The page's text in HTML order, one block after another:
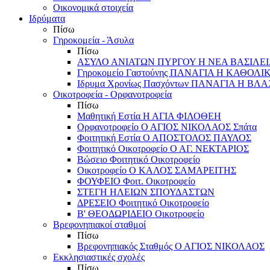
Οικονομικά στοιχεία
Ιδρύματα
Πίσω
Γηροκομεία - Άσυλα
Πίσω
ΑΣΥΛΟ ΑΝΙΑΤΩΝ ΠΥΡΓΟΥ Η ΝΕΑ
Γηροκομείο Γαστούνης ΠΑΝΑΓΙΑ Η
Ιδρυμα Χρονίως Πασχόντων ΠΑΝΑΓΙΑ Η
Οικοτροφεία - Ορφανοτροφεία
Πίσω
Μαθητική Εστία Η ΑΓΙΑ ΦΙΛΟΘΕΗ
Ορφανοτροφείο Ο ΑΓΙΟΣ ΝΙΚΟΛΑΟΣ Σπάτα
Φοιτητική Εστία Ο ΑΠΟΣΤΟΛΟΣ ΠΑΥΛΟΣ
Φοιτητικό Οικοτροφείο Ο ΑΓ. ΝΕΚΤΑΡΙΟΣ
Βώσειο Φοιτητικό Οικοτροφείο
Οικοτροφείο Ο ΚΑΛΟΣ ΣΑΜΑΡΕΙΤΗΣ
ΦΟΥΦΕΙΟ Φοιτ. Οικοτροφείο
ΣΤΕΓΗ ΗΛΕΙΩΝ ΣΠΟΥΔΑΣΤΩΝ
ΔΡΕΣΕΙΟ Φοιτητικό Οικοτροφείο
Β' ΘΕΟΔΩΡΙΔΕΙΟ Οικοτροφείο
Βρεφονηπιακοί σταθμοί
Πίσω
Βρεφονηπιακός Σταθμός Ο ΑΓΙΟΣ ΝΙΚΟΛΑΟΣ
Εκκλησιαστικές σχολές
Πίσω